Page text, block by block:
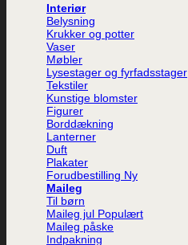
Interiør
Belysning
Krukker og potter
Vaser
Møbler
Lysestager og fyrfadsstager
Tekstiler
Kunstige blomster
Figurer
Borddækning
Lanterner
Duft
Plakater
Forudbestilling
Maileg
Til børn
Maileg jul
Maileg påske
Indpakning